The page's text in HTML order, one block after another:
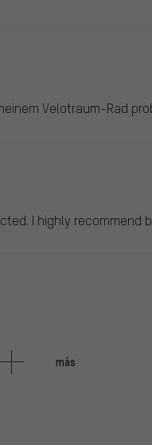
Velotraum-Rad
I highly recommend
kein Drama, ist ja
Übernahme durch
más